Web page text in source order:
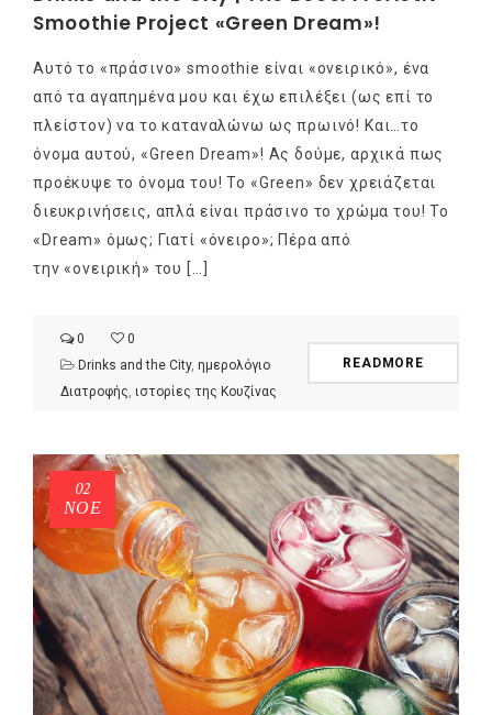
Smoothie Project «Green Dream»!
Αυτό το «πράσινο» smoothie είναι «ονειρικό», ένα
από τα αγαπημένα μου και έχω επιλέξει (ως επί το
πλείστον) να το καταναλώνω ως πρωινό! Και…το
όνομα αυτού, «Green Dream»! Ας δούμε, αρχικά πως
προέκυψε το όνομα του! Το «Green» δεν χρειάζεται
διευκρινήσεις, απλά είναι πράσινο το χρώμα του! Το
«Dream» όμως; Γιατί «όνειρο»; Πέρα από
την «ονειρική» του […]
0
0
Drinks and the City, ημερολόγιο
Διατροφής, ιστορίες της Κουζίνας
READMORE
02
ΝΟΈ